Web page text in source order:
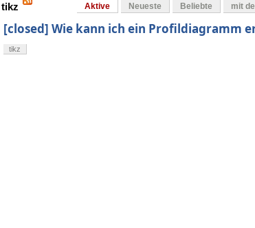
Aktive Neueste Beliebte mit
[closed] Wie kann ich ein Profildiagramm
tikz